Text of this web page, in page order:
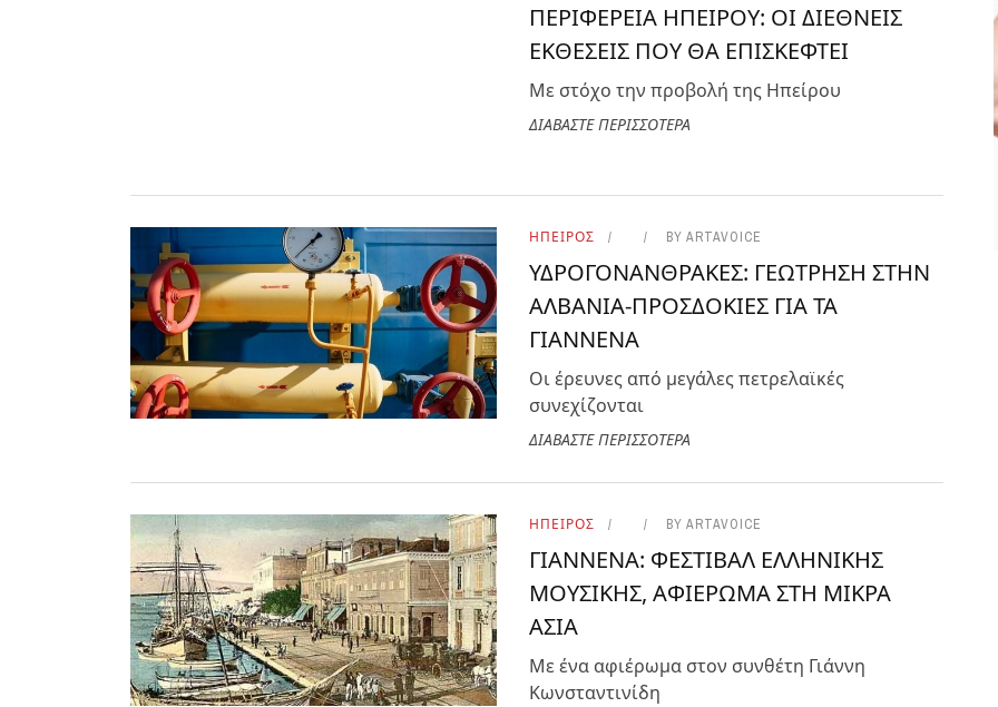
ΠΕΡΙΦΕΡΕΙΑ ΗΠΕΙΡΟΥ: ΟΙ ΔΙΕΘΝΕΙΣ
ΕΚΘΕΣΕΙΣ ΠΟΥ ΘΑ ΕΠΙΣΚΕΦΤΕΙ
Με στόχο την προβολή της Ηπείρου
ΔΙΑΒΑΣΤΕ ΠΕΡΙΣΣΟΤΕΡΑ
ΗΠΕΙΡΟΣ BY ARTAVOICE
ΥΔΡΟΓΟΝΑΝΘΡΑΚΕΣ: ΓΕΩΤΡΗΣΗ ΣΤΗΝ
ΑΛΒΑΝΙΑ-ΠΡΟΣΔΟΚΙΕΣ ΓΙΑ ΤΑ
ΓΙΑΝΝΕΝΑ
Οι έρευνες από μεγάλες πετρελαϊκές
συνεχίζονται
ΔΙΑΒΑΣΤΕ ΠΕΡΙΣΣΟΤΕΡΑ
ΗΠΕΙΡΟΣ BY ARTAVOICE
ΓΙΑΝΝΕΝΑ: ΦΕΣΤΙΒΑΛ ΕΛΛΗΝΙΚΗΣ
ΜΟΥΣΙΚΗΣ, ΑΦΙΕΡΩΜΑ ΣΤΗ ΜΙΚΡΑ
ΑΣΙΑ
Με ένα αφιέρωμα στον συνθέτη Γιάννη
Κωνσταντινίδη
ΞΕΡΕΤΕ ΓΙΑ ΤΗ
ΒΕΡΒΕΡΙΝΗ